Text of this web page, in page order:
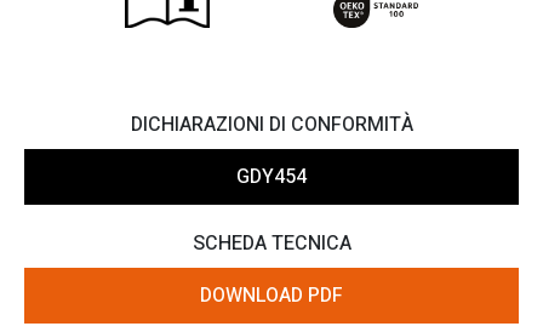
DICHIARAZIONI DI CONFORMITÀ
GDY454
SCHEDA TECNICA
DOWNLOAD PDF